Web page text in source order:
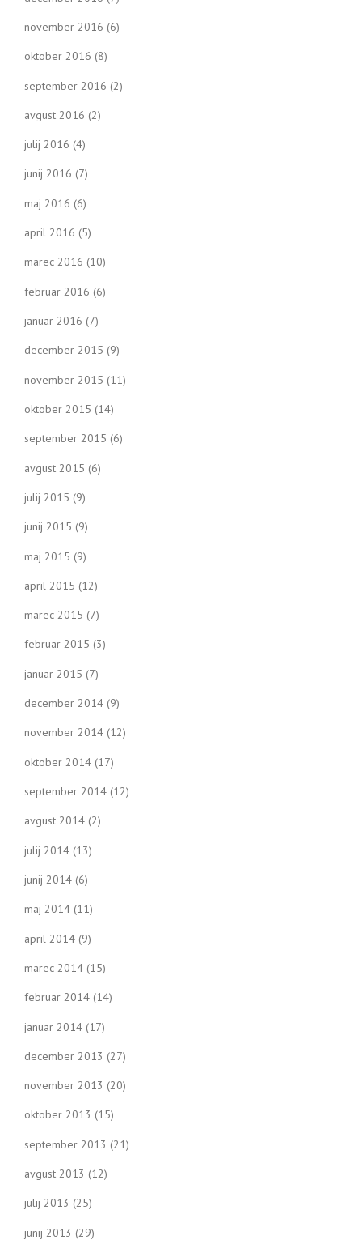
november 2016 (6)
oktober 2016 (8)
september 2016 (2)
avgust 2016 (2)
julij 2016 (4)
junij 2016 (7)
maj 2016 (6)
april 2016 (5)
marec 2016 (10)
februar 2016 (6)
januar 2016 (7)
december 2015 (9)
november 2015 (11)
oktober 2015 (14)
september 2015 (6)
avgust 2015 (6)
julij 2015 (9)
junij 2015 (9)
maj 2015 (9)
april 2015 (12)
marec 2015 (7)
februar 2015 (3)
januar 2015 (7)
december 2014 (9)
november 2014 (12)
oktober 2014 (17)
september 2014 (12)
avgust 2014 (2)
julij 2014 (13)
junij 2014 (6)
maj 2014 (11)
april 2014 (9)
marec 2014 (15)
februar 2014 (14)
januar 2014 (17)
december 2013 (27)
november 2013 (20)
oktober 2013 (15)
september 2013 (21)
avgust 2013 (12)
julij 2013 (25)
junij 2013 (29)